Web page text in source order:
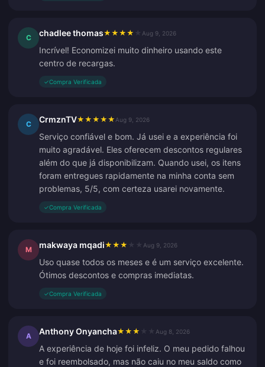
C chadlee thomas★ ★ ★ ★ Aug 9, 2026
Incrível! Economizei muito dinheiro usando este
centro de recargas.
✓Compra Verificada
C CrmznTV★ ★ ★ ★ ★ Aug 9, 2026
Serviço confiável e bom. Já usei e a experiência foi
muito agradável. Eles oferecem descontos regulares
além do que já disponibilizam. Quando usei, os itens
foram entregues rapidamente na minha conta sem
problemas, 5/5, com certeza usarei novamente.
✓Compra Verificada
M makwaya mqadi★ ★ ★ Aug 9, 2026
Uso quase todos os meses e é um serviço excelente.
Ótimos descontos e compras imediatas.
✓Compra Verificada
A Anthony Onyancha★ ★ ★ Aug 8, 2026
A experiência de hoje foi infeliz. O meu pedido falhou
e foi reembolsado, mas não caiu no meu saldo como